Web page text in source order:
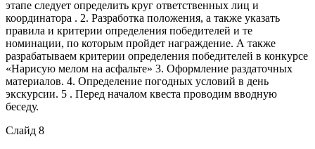
этапе следует определить круг ответственных лиц и
координатора . 2. Разработка положения, а также указать
правила и критерии определения победителей и те
номинации, по которым пройдет награждение. А также
разрабатываем критерии определения победителей в конкурсе
«Нарисую мелом на асфальте» 3. Оформление раздаточных
материалов. 4. Определение погодных условий в день
экскурсии. 5 . Перед началом квеста проводим вводную
беседу.
Слайд 8